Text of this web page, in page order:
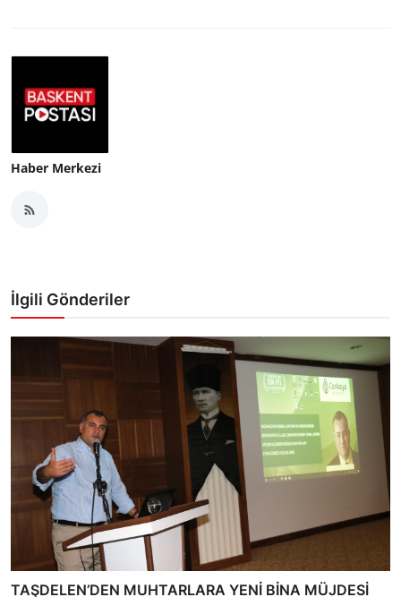
Haber Merkezi
İlgili Gönderiler
TAŞDELEN’DEN MUHTARLARA YENİ BİNA MÜJDESİ